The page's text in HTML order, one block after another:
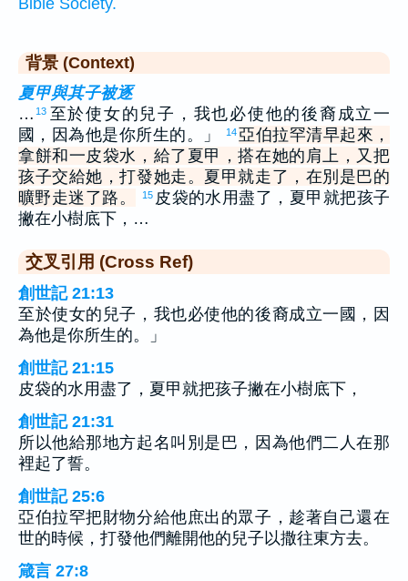
背景 (Context)
夏甲與其子被逐
… 13 至於使女的兒子，我也必使他的後裔成立一
國，因為他是你所生的。」
14亞伯拉罕清早起來，
拿餅和一皮袋水，給了夏甲，搭在她的肩上，又把
孩子交給她，打發她走。夏甲就走了，在別是巴的
曠野走迷了路。
15 皮袋的水用盡了，夏甲就把孩子
撇在小樹底下，…
交叉引用 (Cross Ref)
創世記 21:13
至於使女的兒子，我也必使他的後裔成立一國，因
為他是你所生的。」
創世記 21:15
皮袋的水用盡了，夏甲就把孩子撇在小樹底下，
創世記 21:31
所以他給那地方起名叫別是巴，因為他們二人在那
裡起了誓。
創世記 25:6
亞伯拉罕把財物分給他庶出的眾子，趁著自己還在
世的時候，打發他們離開他的兒子以撒往東方去。
箴言 27:8